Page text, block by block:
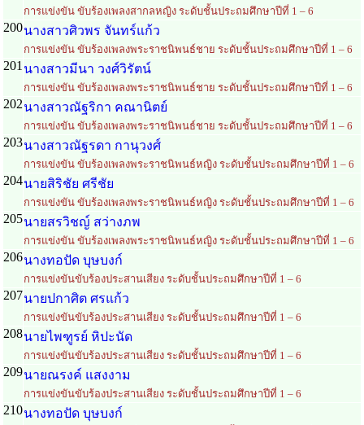
การแข่งขัน ขับร้องเพลงสากลหญิง ระดับชั้นประถมศึกษาปีที่ 1 – 6
200นางสาวศิวพร จันทร์แก้ว
การแข่งขัน ขับร้องเพลงพระราชนิพนธ์ชาย ระดับชั้นประถมศึกษาปีที่ 1 – 6
201 นางสาวมีนา วงศ์วิรัตน์
การแข่งขัน ขับร้องเพลงพระราชนิพนธ์ชาย ระดับชั้นประถมศึกษาปีที่ 1 – 6
202นางสาวณัฐริกา คณานิตย์
การแข่งขัน ขับร้องเพลงพระราชนิพนธ์ชาย ระดับชั้นประถมศึกษาปีที่ 1 – 6
203นางสาวณัฐรดา กานุวงศ์
การแข่งขัน ขับร้องเพลงพระราชนิพนธ์หญิง ระดับชั้นประถมศึกษาปีที่ 1 – 6
204นายสิริชัย ศรีชัย
การแข่งขัน ขับร้องเพลงพระราชนิพนธ์หญิง ระดับชั้นประถมศึกษาปีที่ 1 – 6
205นายสรวิชญ์ สว่างภพ
การแข่งขัน ขับร้องเพลงพระราชนิพนธ์หญิง ระดับชั้นประถมศึกษาปีที่ 1 – 6
206นางทอปัด บุษบงก์
การแข่งขันขับร้องประสานเสียง ระดับชั้นประถมศึกษาปีที่ 1 – 6
207นายปกาศิต ศรแก้ว
การแข่งขันขับร้องประสานเสียง ระดับชั้นประถมศึกษาปีที่ 1 – 6
208นายไพฑูรย์ หิปะนัด
การแข่งขันขับร้องประสานเสียง ระดับชั้นประถมศึกษาปีที่ 1 – 6
209นายณรงค์ แสงงาม
การแข่งขันขับร้องประสานเสียง ระดับชั้นประถมศึกษาปีที่ 1 – 6
210นางทอปัด บุษบงก์